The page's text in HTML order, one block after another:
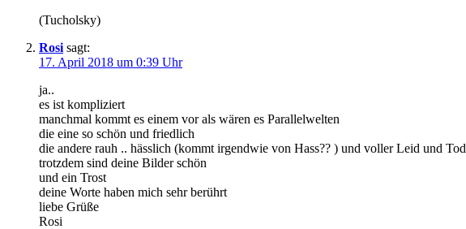
(Tucholsky)
Rosi sagt:
17. April 2018 um 0:39 Uhr
ja..
es ist kompliziert
manchmal kommt es einem vor als wären es Parallelwelten
die eine so schön und friedlich
die andere rauh .. hässlich (kommt irgendwie von Hass?? ) und voller Leid und Tod
trotzdem sind deine Bilder schön
und ein Trost
deine Worte haben mich sehr berührt
liebe Grüße
Rosi